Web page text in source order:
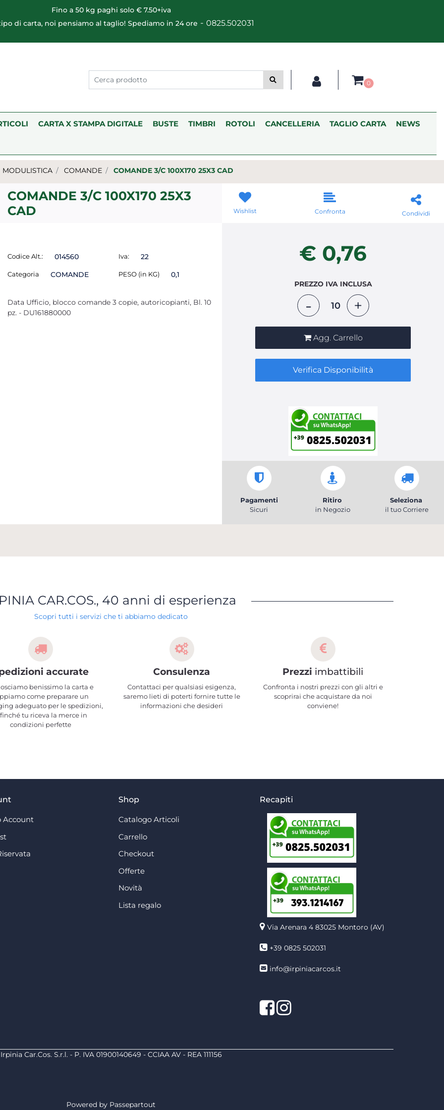
Fino a 50 kg paghi solo € 7.50+iva
di carta, noi pensiamo al taglio! Spediamo in 24 ore - 0825.502031
0
CARTA X STAMPA DIGITALE BUSTE TIMBRI ROTOLI CANCELLERIA TAGLIO CARTA NEWS
MODULISTICA COMANDE COMANDE 3/C 100X170 25X3 CAD
COMANDE 3/C 100X170 25X3
CAD
Codice Alt.: 014560
Categoria COMANDE
Iva: 22
PESO (in KG) 0,1
Data Ufficio, blocco comande 3 copie, autoricopianti, Bl. 10
pz. - DU161880000
Wishlist Confronta Condividi
€ 0,76
PREZZO IVA INCLUSA
Agg. Carrello
Verifica Disponibilità
Pagamenti
Sicuri
Ritiro
in Negozio
Seleziona
il tuo Corriere
CAR.COS., 40 anni di esperienza
Scopri tutti i servizi che ti abbiamo dedicato
accurate
benissimo la carta e
come preparare un
adeguato per le spedizioni,
tu riceva la merce in
condizioni perfette
Consulenza
Contattaci per qualsiasi esigenza,
saremo lieti di poterti fornire tutte le
informazioni che desideri
Prezzi imbattibili
Confronta i nostri prezzi con gli altri e
scoprirai che acquistare da noi
conviene!
Account
Shop
Catalogo Articoli
Carrello
Checkout
Offerte
Novità
Lista regalo
Recapiti
Via Arenara 4 83025 Montoro (AV)
+39 0825 502031
info@irpiniacarcos.it
FacebookInstagram
Irpinia Car.Cos. S.r.l. - P. IVA 01900140649 - CCIAA AV - REA 111156
Powered by Passepartout